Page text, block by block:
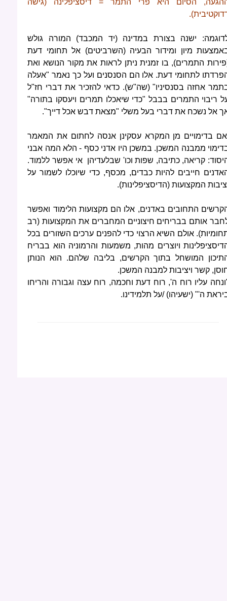
הסיום היא פרי התמר = דיסציפלינה (גישה
ישנה בצורת במדינה (יד המכבד) המורה גולש
מיון ומידור הבעיה (השרביטים) אל תחומי דעת
התמרים), בו זמנית ניתן לראות את מקור הנושא ואת
לתחומי דעת. אלו הם הסנסנים ועל כך נאמר "אעלה
אחזה בסנסיניו" (שה"ש). כדאי להזכיר את דברי חז"ל
ריבוי התמרים בבבל "כדי שיאכלו תמרים ויעסקו בתורה"
אל נשכח את דברי בעל משלי "מצאת דבש אכל דייך".
בדימויים מן המקרא עסקינן אנסה לחתום את המאמר
ממבנה המשכן. במשכן היו אדני כסף - הלא המה אבני
קריאה, כתיבה, שפות וכו' שבלעדיהן אי אפשר ללמוד.
חייבים להיות כבדים, מכסף, כדי שיוכלו לשמור על
המקצועות (הדיסציפלינות).
התחובים באדנים, אלו הם מקצועות הלימוד ואפשר
אותם בבריחים חיצוניים המחברים את המקצועות (רב
אולם השיא הרצוי כדי להפנים ערכים השזורים בכל
ויוצרים מהות, משמעות והרמוניה הוא בבריח
המושחל בתוך הקרשים, בליבה שלהם. הוא הנותן
קשר ויציבות למבנה המשכן.
עליו רוח ה', רוח דעת וחכמה, רוח עצה וגבורה והריחו
ה'" (ישעיהו) /על תלמידינו.